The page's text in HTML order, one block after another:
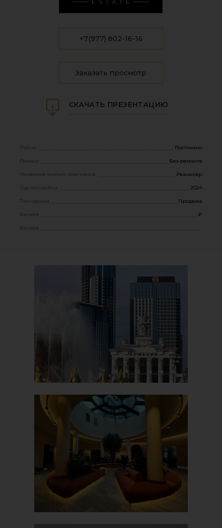
+7(977) 802-16-16
Заказать просмотр
СКАЧАТЬ ПРЕЗЕНТАЦИЮ
Район Ростокино
Ремонт Без ремонта
Название жилого комплекса Режиссёр
Год постройки 2024
Тип сделки Продажа
Валюта ₽
Валюта